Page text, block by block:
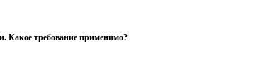
Какое требование применимо?